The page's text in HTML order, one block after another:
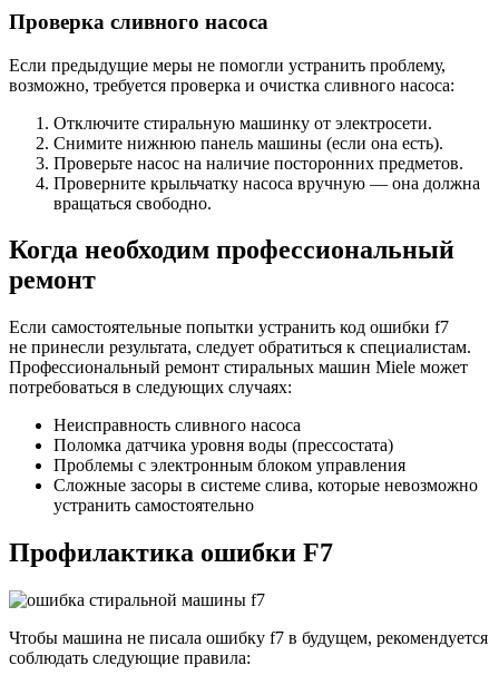
Проверка сливного насоса
Если предыдущие меры не помогли устранить проблему,
возможно, требуется проверка и очистка сливного насоса:
Отключите стиральную машинку от электросети.
Снимите нижнюю панель машины (если она есть).
Проверьте насос на наличие посторонних предметов.
Проверните крыльчатку насоса вручную — она должна
вращаться свободно.
Когда необходим профессиональный
ремонт
Если самостоятельные попытки устранить код ошибки f7
не принесли результата, следует обратиться к специалистам.
Профессиональный ремонт стиральных машин Miele может
потребоваться в следующих случаях:
Неисправность сливного насоса
Поломка датчика уровня воды (прессостата)
Проблемы с электронным блоком управления
Сложные засоры в системе слива, которые невозможно
устранить самостоятельно
Профилактика ошибки F7
Чтобы машина не писала ошибку f7 в будущем, рекомендуется
соблюдать следующие правила: